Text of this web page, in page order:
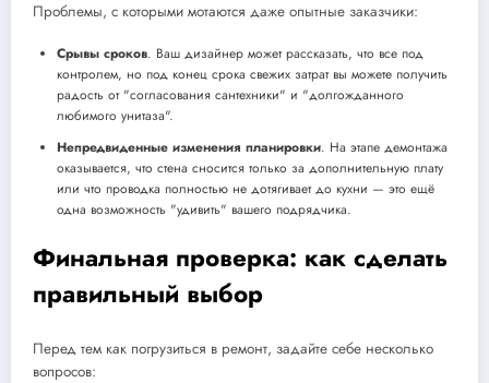
Проблемы, с которыми мотаются даже опытные заказчики:
Срывы сроков. Ваш дизайнер может рассказать, что все под
контролем, но под конец срока свежих затрат вы можете получить
радость от "согласования сантехники" и "долгожданного
любимого унитаза".
Непредвиденные изменения планировки. На этапе демонтажа
оказывается, что стена сносится только за дополнительную плату
или что проводка полностью не дотягивает до кухни — это ещё
одна возможность "удивить" вашего подрядчика.
Финальная проверка: как сделать
правильный выбор
Перед тем как погрузиться в ремонт, задайте себе несколько
вопросов: